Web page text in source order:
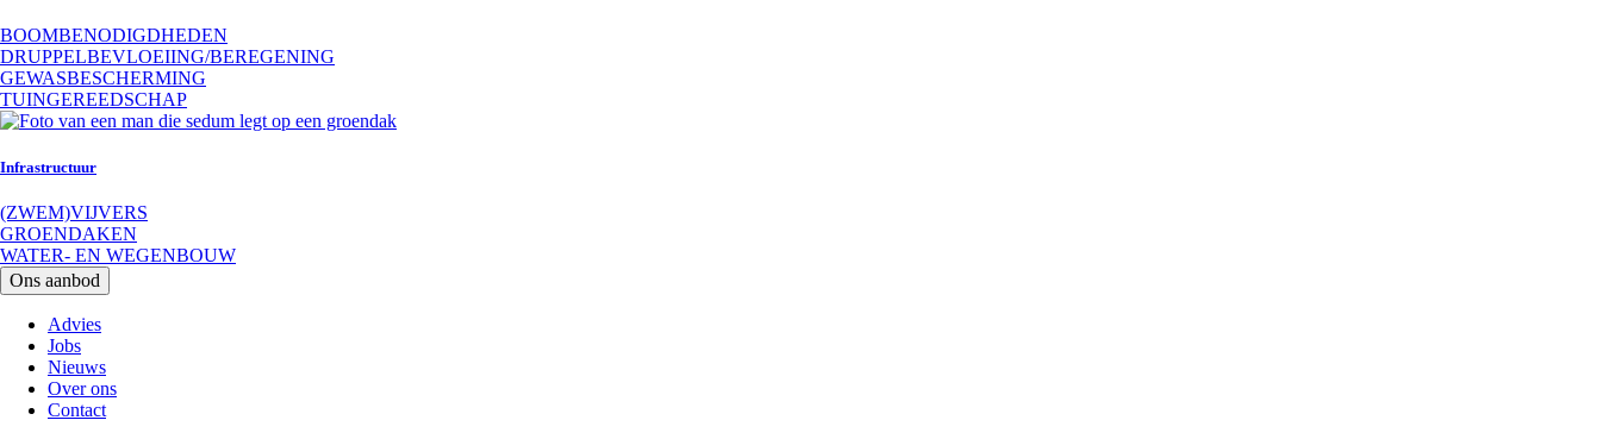
BOOMBENODIGDHEDEN
DRUPPELBEVLOEIING/BEREGENING
GEWASBESCHERMING
TUINGEREEDSCHAP
Infrastructuur
(ZWEM)VIJVERS
GROENDAKEN
WATER- EN WEGENBOUW
Ons aanbod
Main
navigation
Advies
Jobs
Nieuws
Over ons
Contact